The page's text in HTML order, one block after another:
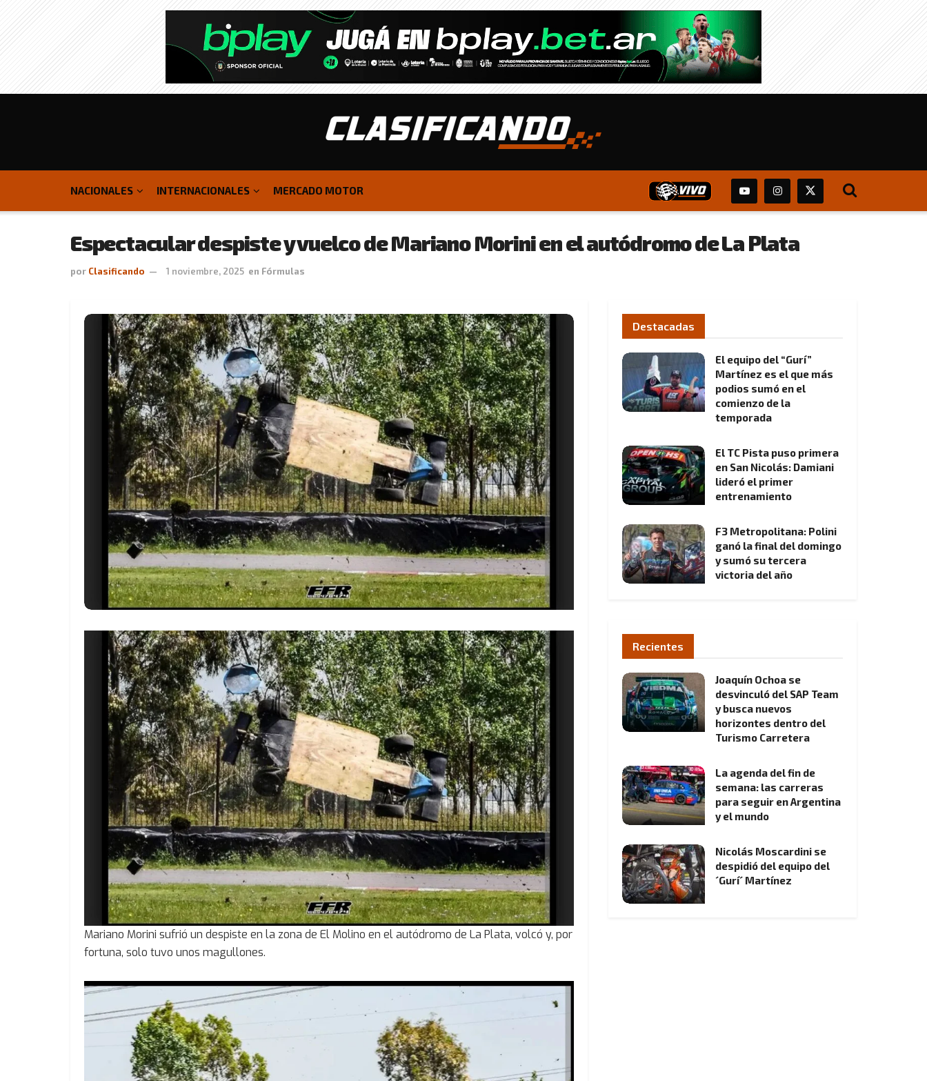
NACIONALES INTERNACIONALES MERCADO MOTOR
Espectacular despiste y vuelco de Mariano Morini en el autódromo de La Plata
por Clasificando 1 noviembre, 2025 en Fórmulas
Mariano Morini sufrió un despiste en la zona de El Molino en el autódromo de La Plata, volcó y, por
fortuna, solo tuvo unos magullones.
Destacadas
El equipo del “Gurí”
Martínez es el que más
podios sumó en el
comienzo de la
temporada
El TC Pista puso primera
en San Nicolás: Damiani
lideró el primer
entrenamiento
F3 Metropolitana: Polini
ganó la final del domingo
y sumó su tercera
victoria del año
Recientes
Joaquín Ochoa se
desvinculó del SAP Team
y busca nuevos
horizontes dentro del
Turismo Carretera
La agenda del fin de
semana: las carreras
para seguir en Argentina
y el mundo
Nicolás Moscardini se
despidió del equipo del
´Gurí´ Martínez